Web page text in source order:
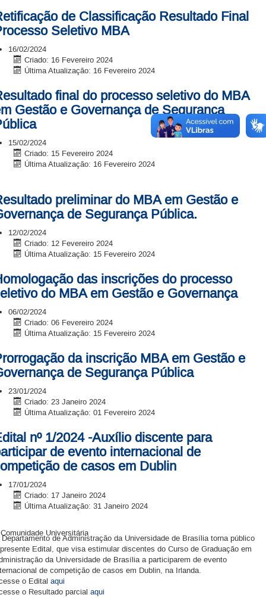
de Classificação Resultado Final
Seletivo MBA
16/02/2024
Criado: 16 Fevereiro 2024
Última Atualização: 16 Fevereiro 2024
final do processo seletivo do MBA
Gestão e Governança de Segurança
15/02/2024
Criado: 15 Fevereiro 2024
Última Atualização: 16 Fevereiro 2024
preliminar do MBA em Gestão e
de Segurança Pública.
12/02/2024
Criado: 12 Fevereiro 2024
Última Atualização: 15 Fevereiro 2024
das inscrições do processo
do MBA em Gestão e Governança
06/02/2024
Criado: 06 Fevereiro 2024
Última Atualização: 15 Fevereiro 2024
da inscrição MBA em Gestão e
de Segurança Pública
23/01/2024
Criado: 23 Janeiro 2024
Última Atualização: 01 Fevereiro 2024
nº 1/2024 -Auxílio discente para
de evento internacional de
de casos em Dublin
17/01/2024
Criado: 17 Janeiro 2024
Última Atualização: 31 Janeiro 2024
Universitária
Departamento de Administração da Universidade de Brasília torna público
Edital, que visa estimular discentes do Curso de Graduação em
da Universidade de Brasília a participarem de evento
de competição de casos em Dublin, na Irlanda.
o Edital aqui
o Resultado parcial aqui